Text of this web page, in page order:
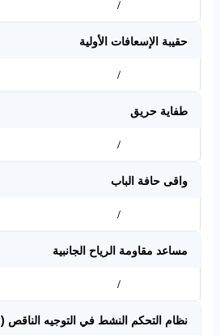
/
حقيبة الإسعافات الأولية
/
طفاية حريق
/
واقى حافة الباب
/
مساعد مقاومة الرياح الجانبية
/
نظام التحكم النشط في التوجيه الناقص (AUC)